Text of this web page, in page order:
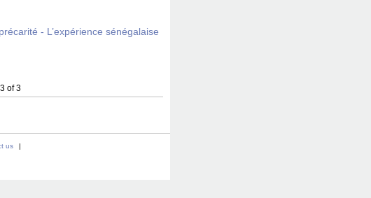
- L’expérience sénégalaise
of 3
us |